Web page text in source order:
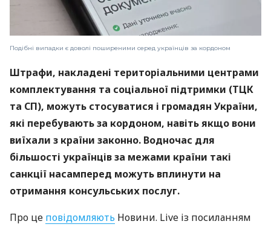
Подібні випадки є доволі поширеними серед українців за кордоном
Штрафи, накладені територіальними центрами
комплектування та соціальної підтримки (ТЦК
та СП), можуть стосуватися і громадян України,
які перебувають за кордоном, навіть якщо вони
виїхали з країни законно. Водночас для
більшості українців за межами країни такі
санкції насамперед можуть вплинути на
отримання консульських послуг.
Про це повідомляють Новини. Live із посиланням